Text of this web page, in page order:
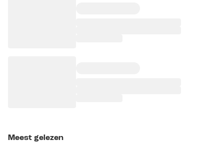
Meest gelezen